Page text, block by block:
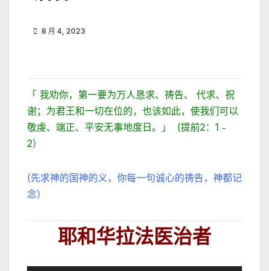
8 月 4, 2023
「 我劝你，第一要为万人恳求、祷告、 代求、祝
谢；为君王和一切在位的，也该如此，使我们可以
敬虔、端正、平安无事地度日。」 (提前2：1﹣
2）
(先求神的国神的义，你每一句诚心的祷告，神都记
念）
耶和华拉法医治者